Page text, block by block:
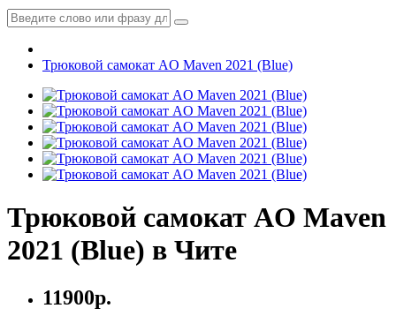
Трюковой самокат AO Maven 2021 (Blue)
Трюковой самокат AO Maven
2021 (Blue) в Чите
11900р.